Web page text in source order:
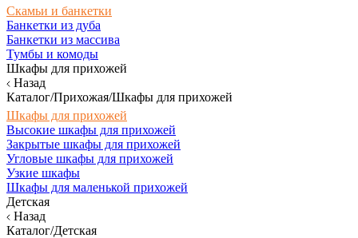
Скамьи и банкетки
Банкетки из дуба
Банкетки из массива
Тумбы и комоды
Шкафы для прихожей
Назад
Каталог/Прихожая/Шкафы для прихожей
Шкафы для прихожей
Высокие шкафы для прихожей
Закрытые шкафы для прихожей
Угловые шкафы для прихожей
Узкие шкафы
Шкафы для маленькой прихожей
Детская
Назад
Каталог/Детская